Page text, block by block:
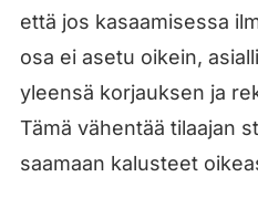
että jos kasaamisessa
osa ei asetu oikein,
yleensä korjauksen ja
Tämä vähentää tilaajan
saamaan kalusteet